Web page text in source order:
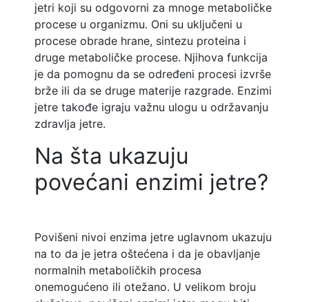
jetri koji su odgovorni za mnoge metaboličke
procese u organizmu. Oni su uključeni u
procese obrade hrane, sintezu proteina i
druge metaboličke procese. Njihova funkcija
je da pomognu da se određeni procesi izvrše
brže ili da se druge materije razgrade. Enzimi
jetre takođe igraju važnu ulogu u održavanju
zdravlja jetre.
Na šta ukazuju
povećani enzimi jetre?
Povišeni nivoi enzima jetre uglavnom ukazuju
na to da je jetra oštećena i da je obavljanje
normalnih metaboličkih procesa
onemogućeno ili otežano. U velikom broju